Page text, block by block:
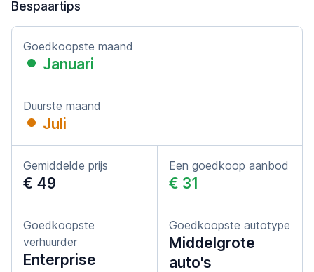
Bespaartips
Goedkoopste maand
Januari
Duurste maand
Juli
Gemiddelde prijs
€ 49
Een goedkoop aanbod
€ 31
Goedkoopste
verhuurder
Enterprise
Goedkoopste autotype
Middelgrote
auto's